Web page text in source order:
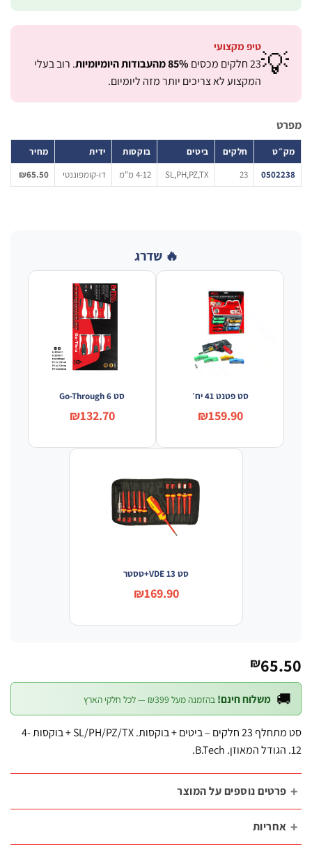
טיפ מקצועי
23 חלקים מכסים 85% מהעבודות היומיומיות
. רוב בעלי
המקצוע לא צריכים יותר מזה ליומיום.
חלקים ביטים בוקסות ידית
23
SL,PH,PZ,TX 4-12 מ"מ דו-קומפוננטי ₪65.50
🔥 שדרג
סט פטנט 41 יח׳
₪159.90
₪132.70
₪169.90
₪
משלוח חינם! בהזמנה מעל ₪399 — לכל חלקי הארץ
סט מתחלף 23 חלקים – ביטים + בוקסות. SL/PH/PZ/TX + בוקסות 4-
נוספים על המוצר